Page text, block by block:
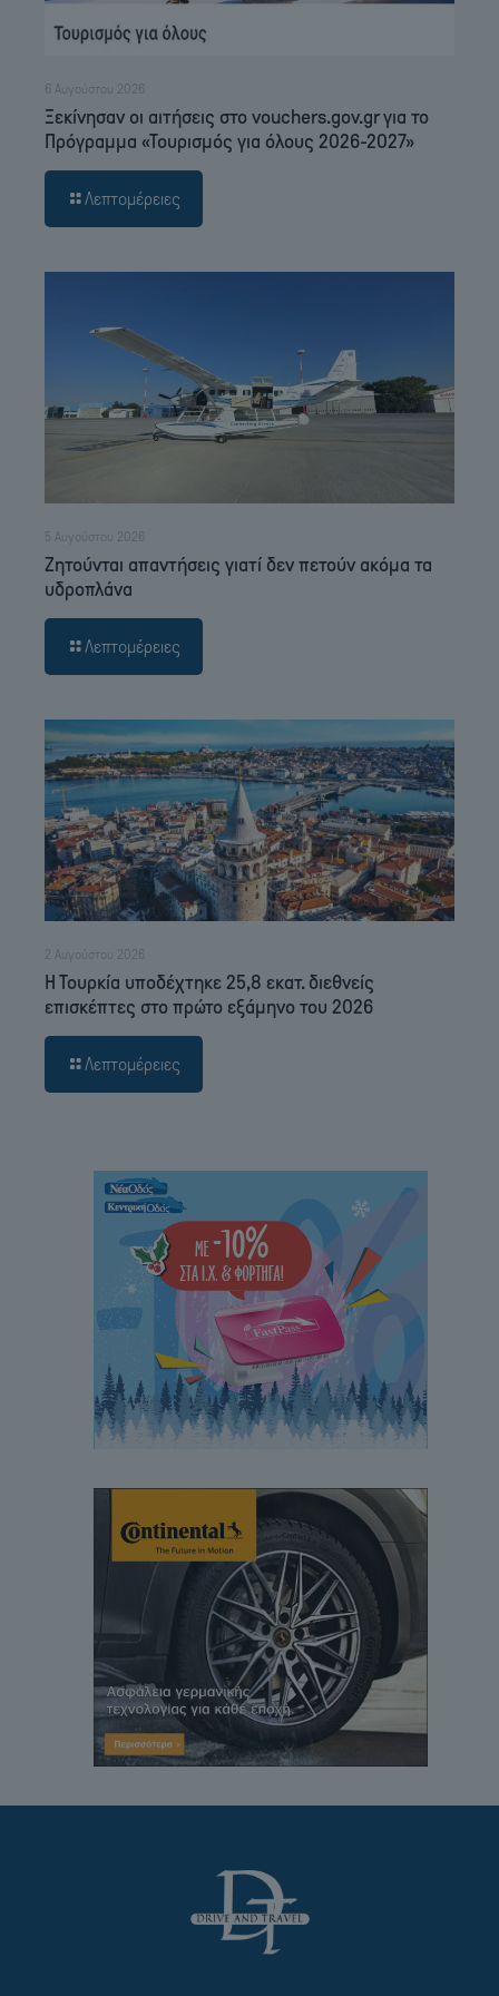
6 Αυγούστου 2026
Ξεκίνησαν οι αιτήσεις στο vouchers.gov.gr για το
Πρόγραμμα «Τουρισμός για όλους 2026-2027»
Λεπτομέρειες
5 Αυγούστου 2026
Ζητούνται απαντήσεις γιατί δεν πετούν ακόμα τα
υδροπλάνα
Λεπτομέρειες
2 Αυγούστου 2026
Η Τουρκία υποδέχτηκε 25,8 εκατ. διεθνείς
επισκέπτες στο πρώτο εξάμηνο του 2026
Λεπτομέρειες